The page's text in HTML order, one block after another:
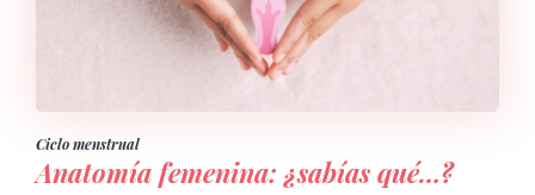
Ciclo menstrual
Anatomía femenina: ¿sabías qué…?